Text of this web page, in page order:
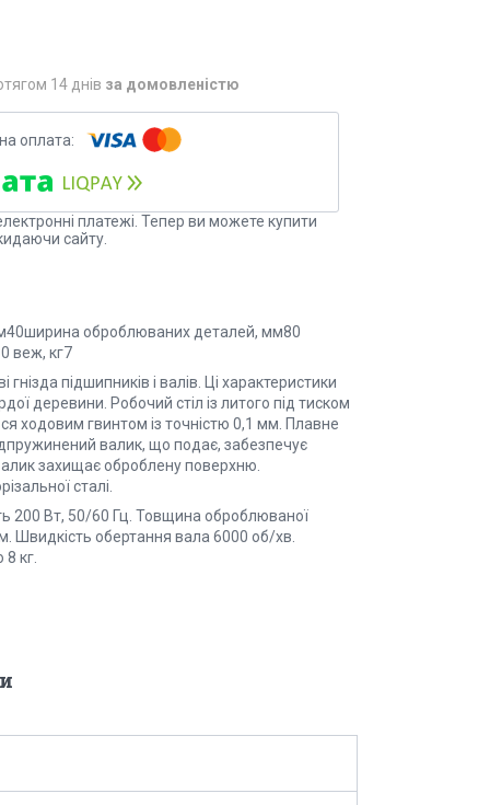
14 днів за домовленістю
платежі. Тепер ви можете купити
сайту.
оброблюваних деталей, мм80
веж, кг7
підшипників і валів. Ці характеристики
деревини. Робочий стіл із литого під тиском
ходовим гвинтом із точністю 0,1 мм. Плавне
валик, що подає, забезпечує
захищає оброблену поверхню.
сталі.
200 Вт, 50/60 Гц. Товщина оброблюваної
Швидкість обертання вала 6000 об/хв.
кг.